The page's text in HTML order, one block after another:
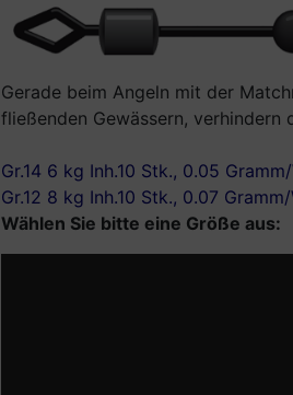
Gerade beim Angeln mit der
fließenden Gewässern, verhindern
Gr.14 6 kg Inh.10 Stk., 0.05
Gr.12 8 kg Inh.10 Stk., 0.07
Wählen Sie bitte eine Größe aus: